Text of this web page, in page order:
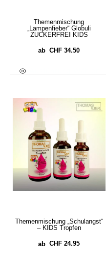
Themenmischung
„Lampenfieber“ Globuli
ZUCKERFREI KIDS
abCHF 34.50
Themenmischung „Schulangst“
– KIDS Tropfen
abCHF 24.95